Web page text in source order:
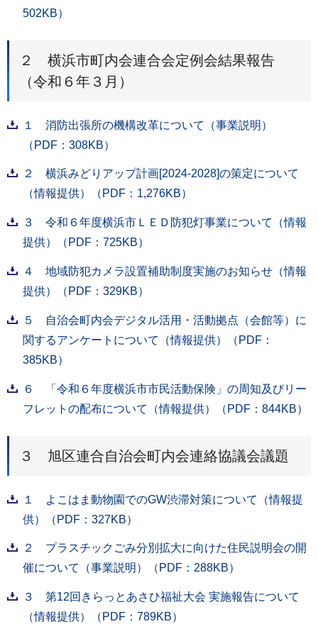
502KB）
２ 横浜市町内会連合会定例会結果報告
（令和６年３月）
１ 消防出張所の機構改革について（事業説明）
（PDF：308KB）
２ 横浜みどりアップ計画[2024-2028]の策定について
（情報提供）（PDF：1,276KB）
３ 令和６年度横浜市ＬＥＤ防犯灯事業について（情報
提供）（PDF：725KB）
４ 地域防犯カメラ設置補助制度実施のお知らせ（情報
提供）（PDF：329KB）
５ 自治会町内会デジタル活用・活動拠点（会館等）に
関するアンケートについて（情報提供）（PDF：
385KB）
６ 「令和６年度横浜市市民活動保険」の周知及びリー
フレットの配布について（情報提供）（PDF：844KB）
３ 旭区連合自治会町内会連絡協議会議題
１ よこはま動物園でのGW渋滞対策について（情報提
供）（PDF：327KB）
２ プラスチックごみ分別拡大に向けた住民説明会の開
催について（事業説明）（PDF：288KB）
３ 第12回きらっとあさひ福祉大会 実施報告について
（情報提供）（PDF：789KB）